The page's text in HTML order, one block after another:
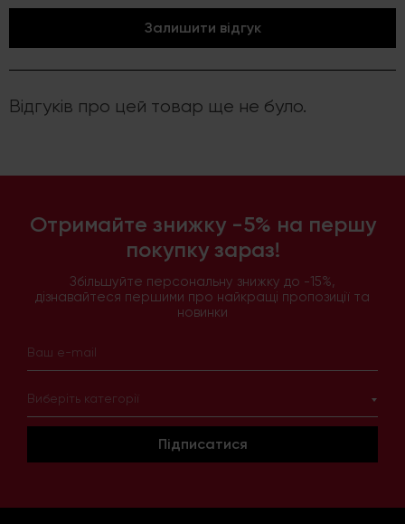
Залишити відгук
Відгуків про цей товар ще не було.
Отримайте знижку -5% на першу
покупку зараз!
Збільшуйте персональну знижку до -15%,
дізнавайтеся першими про найкращі пропозиції та
новинки
Виберіть категорії
Підписатися